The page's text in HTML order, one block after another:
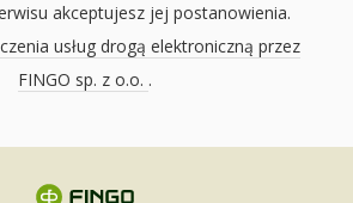
akceptujesz jej postanowienia.
usług drogą elektroniczną przez
FINGO sp. z o.o. .